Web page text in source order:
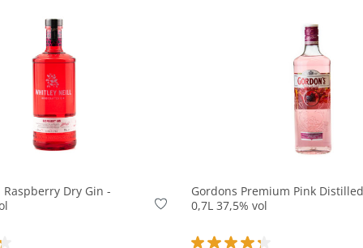
Dry Gin -
In den Korb
Gordons Premium Pink
0,7L 37,5% vol
In den Korb